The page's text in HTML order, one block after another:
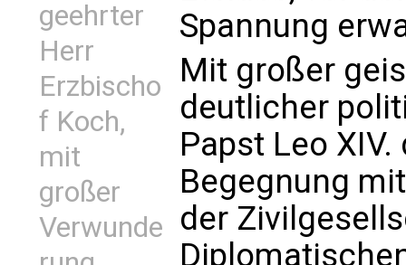
geehrter
Herr
Erzbischo
f Koch,
mit
großer
Verwunde
Spannung
Mit großer
deutlicher
Papst Leo
Begegnung
der